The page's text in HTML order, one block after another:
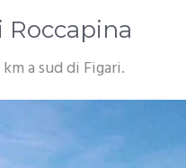
Roccapina
a sud di Figari.